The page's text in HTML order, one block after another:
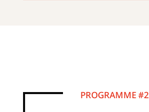
PROGRAMME #2